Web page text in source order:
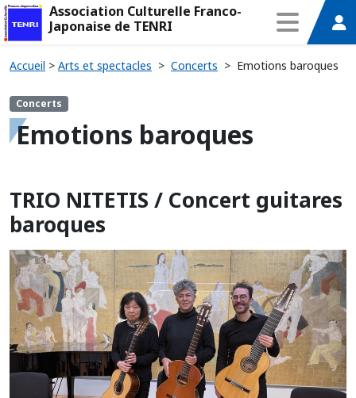
Association Culturelle Franco-
Japonaise de TENRI
Accueil > Arts et spectacles > Concerts > Emotions baroques
Concerts
Emotions baroques
TRIO NITETIS / Concert guitares
baroques